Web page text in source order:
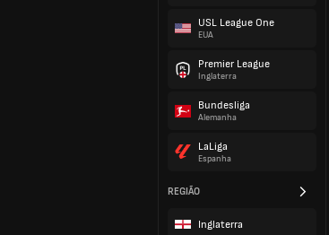
USL League One
EUA
Premier League
Inglaterra
Bundesliga
Alemanha
LaLiga
Espanha
REGIÃO
Inglaterra